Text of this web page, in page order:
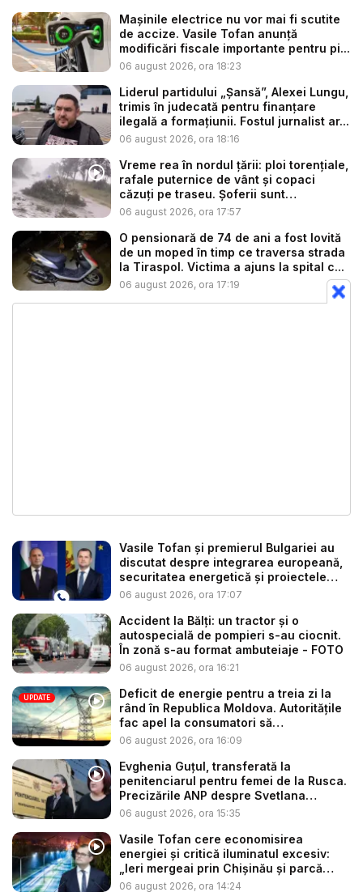
Mașinile electrice nu vor mai fi scutite
de accize. Vasile Tofan anunță
modificări fiscale importante pentru pi...
06 august 2026, ora 18:23
Liderul partidului „Șansă”, Alexei Lungu,
trimis în judecată pentru finanțare
ilegală a formațiunii. Fostul jurnalist ar...
06 august 2026, ora 18:16
Vreme rea în nordul țării: ploi torențiale,
rafale puternice de vânt și copaci
căzuți pe traseu. Șoferii sunt
îndemnaț...
06 august 2026, ora 17:57
O pensionară de 74 de ani a fost lovită
de un moped în timp ce traversa strada
la Tiraspol. Victima a ajuns la spital c...
06 august 2026, ora 17:19
Vasile Tofan și premierul Bulgariei au
discutat despre integrarea europeană,
securitatea energetică și proiectele
co...
06 august 2026, ora 17:07
Accident la Bălți: un tractor și o
autospecială de pompieri s-au ciocnit.
În zonă s-au format ambuteiaje - FOTO
06 august 2026, ora 16:21
UPDATE
Deficit de energie pentru a treia zi la
rând în Republica Moldova. Autoritățile
fac apel la consumatori să
economisea...
06 august 2026, ora 16:09
Evghenia Guțul, transferată la
penitenciarul pentru femei de la Rusca.
Precizările ANP despre Svetlana
Popan...
06 august 2026, ora 15:35
Vasile Tofan cere economisirea
energiei și critică iluminatul excesiv:
„Ieri mergeai prin Chișinău și parcă
era...
06 august 2026, ora 14:24